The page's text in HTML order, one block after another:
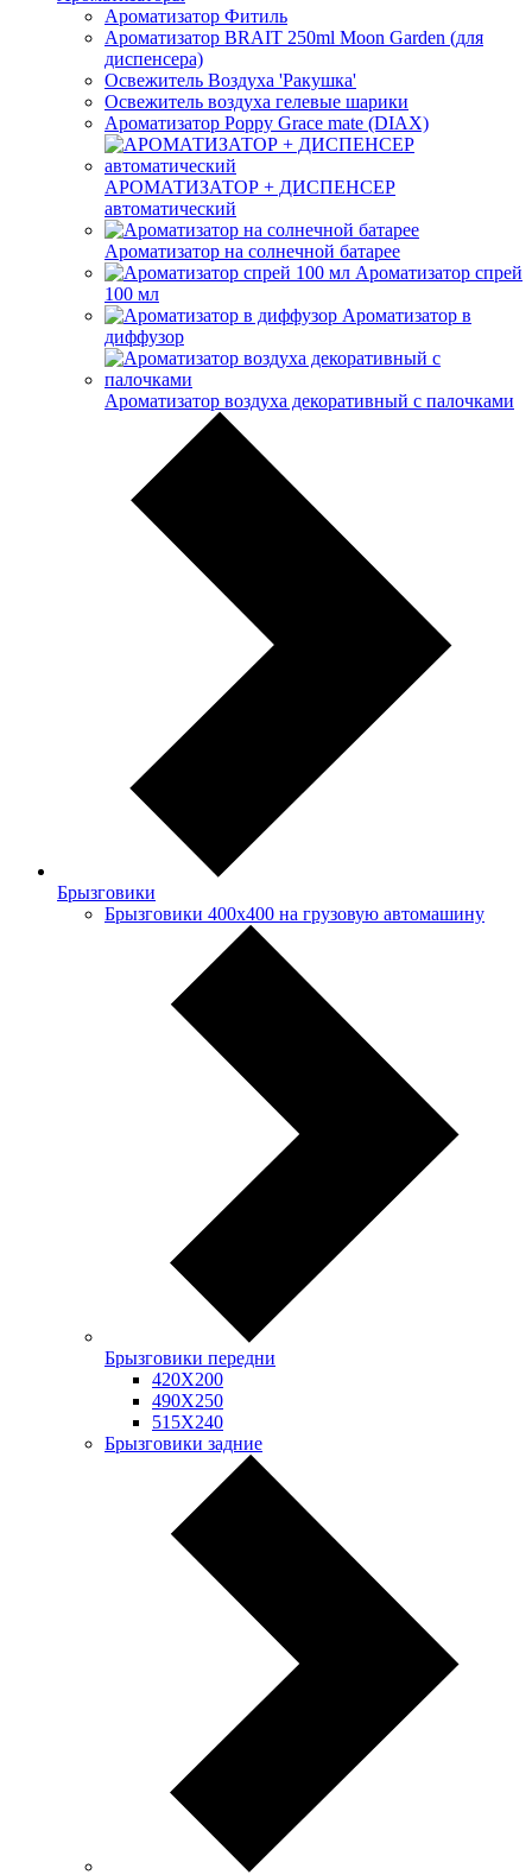
Ароматизатор Фитиль
Ароматизатор BRAIT 250ml Moon Garden (для
диспенсера)
Освежитель Воздуха 'Ракушка'
Освежитель воздуха гелевые шарики
Ароматизатор Poppy Grace mate (DIAX)
АРОМАТИЗАТОР + ДИСПЕНСЕР
автоматический
Ароматизатор на солнечной батарее
Ароматизатор спрей
100 мл
Ароматизатор в
диффузор
Ароматизатор воздуха декоративный с палочками
Брызговики
Брызговики 400х400 на грузовую автомашину
Брызговики передни
420Х200
490Х250
515Х240
Брызговики задние